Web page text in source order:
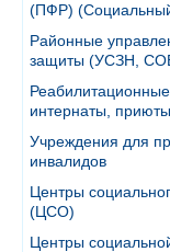
(ПФР)
Районные
защиты (УСЗН,
интернаты,
Учреждения для
инвалидов
Центры
(ЦСО)
Центры